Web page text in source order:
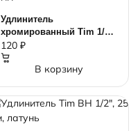
Удлинитель
хромированный Tim 1/2"
х 15мм
120 ₽
В корзину